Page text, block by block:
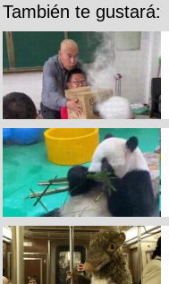
También te gustará: